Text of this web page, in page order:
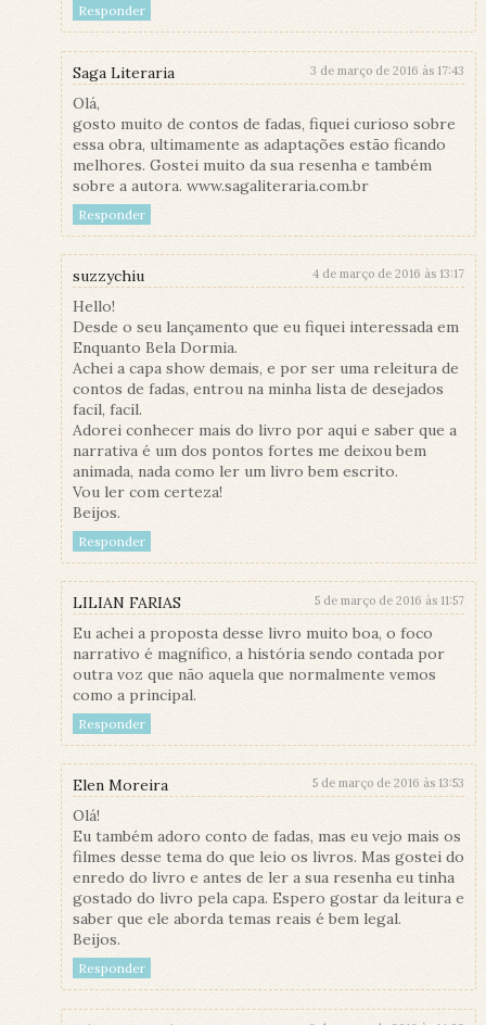
Responder
Saga Literaria 3 de março de 2016 às 17:43
Olá,
gosto muito de contos de fadas, fiquei curioso sobre
essa obra, ultimamente as adaptações estão ficando
melhores. Gostei muito da sua resenha e também
sobre a autora. www.sagaliteraria.com.br
Responder
suzzychiu 4 de março de 2016 às 13:17
Hello!
Desde o seu lançamento que eu fiquei interessada em
Enquanto Bela Dormia.
Achei a capa show demais, e por ser uma releitura de
contos de fadas, entrou na minha lista de desejados
facil, facil.
Adorei conhecer mais do livro por aqui e saber que a
narrativa é um dos pontos fortes me deixou bem
animada, nada como ler um livro bem escrito.
Vou ler com certeza!
Beijos.
Responder
LILIAN FARIAS 5 de março de 2016 às 11:57
Eu achei a proposta desse livro muito boa, o foco
narrativo é magnífico, a história sendo contada por
outra voz que não aquela que normalmente vemos
como a principal.
Responder
Elen Moreira 5 de março de 2016 às 13:53
Olá!
Eu também adoro conto de fadas, mas eu vejo mais os
filmes desse tema do que leio os livros. Mas gostei do
enredo do livro e antes de ler a sua resenha eu tinha
gostado do livro pela capa. Espero gostar da leitura e
saber que ele aborda temas reais é bem legal.
Beijos.
Responder